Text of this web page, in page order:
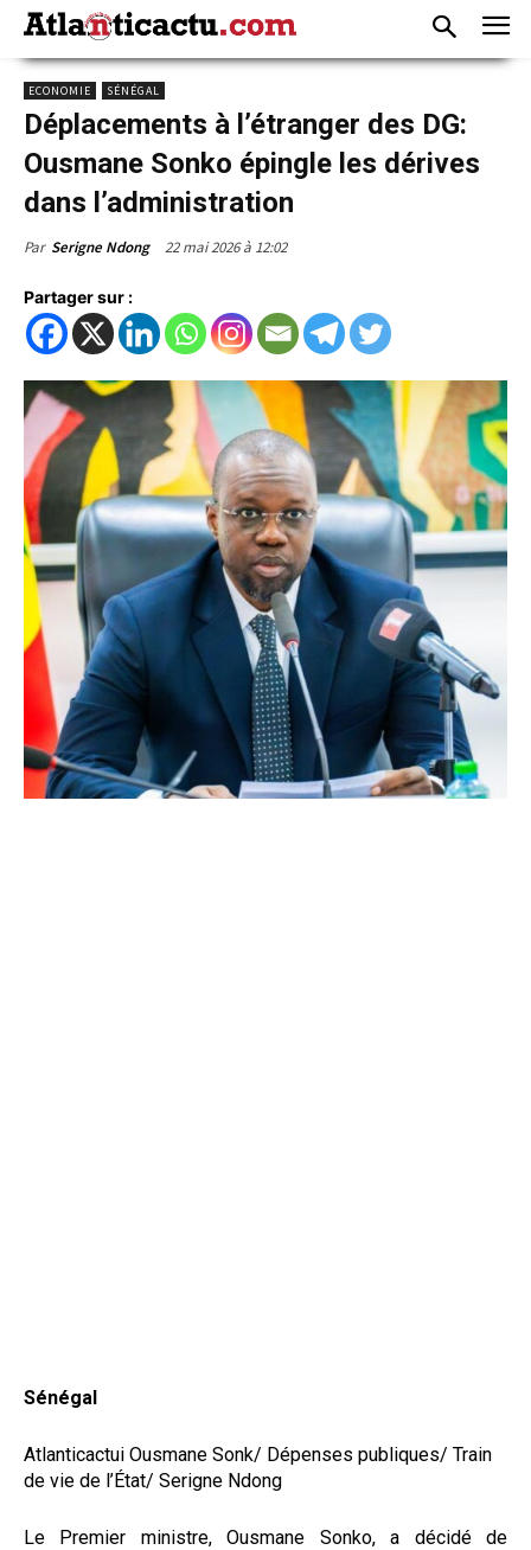
ECONOMIE SÉNÉGAL
Déplacements à l’étranger des DG:
Ousmane Sonko épingle les dérives
dans l’administration
Par Serigne Ndong 22 mai 2026 à 12:02
Partager sur :
Sénégal
Atlanticactui Ousmane Sonk/ Dépenses publiques/ Train
de vie de l’État/ Serigne Ndong
Le Premier ministre,Ousmane Sonko, a décidé de